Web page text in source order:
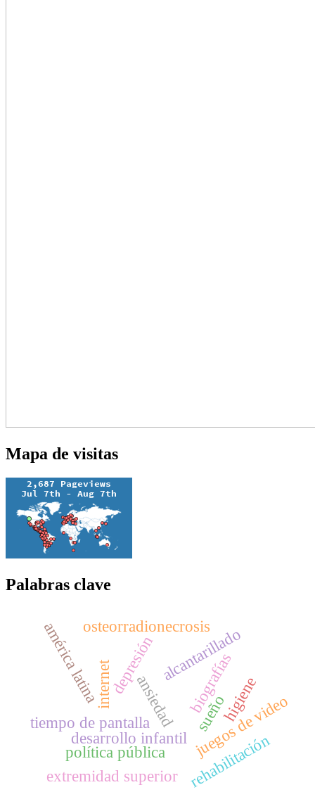
Mapa de visitas
Palabras clave
biografías
sueño
ansiedad
depresión
desarrollo infantil
internet
juegos de video
tiempo de pantalla
osteorradionecrosis
alcantarillado
higiene
américa latina
política pública rehabilitación
extremidad superior